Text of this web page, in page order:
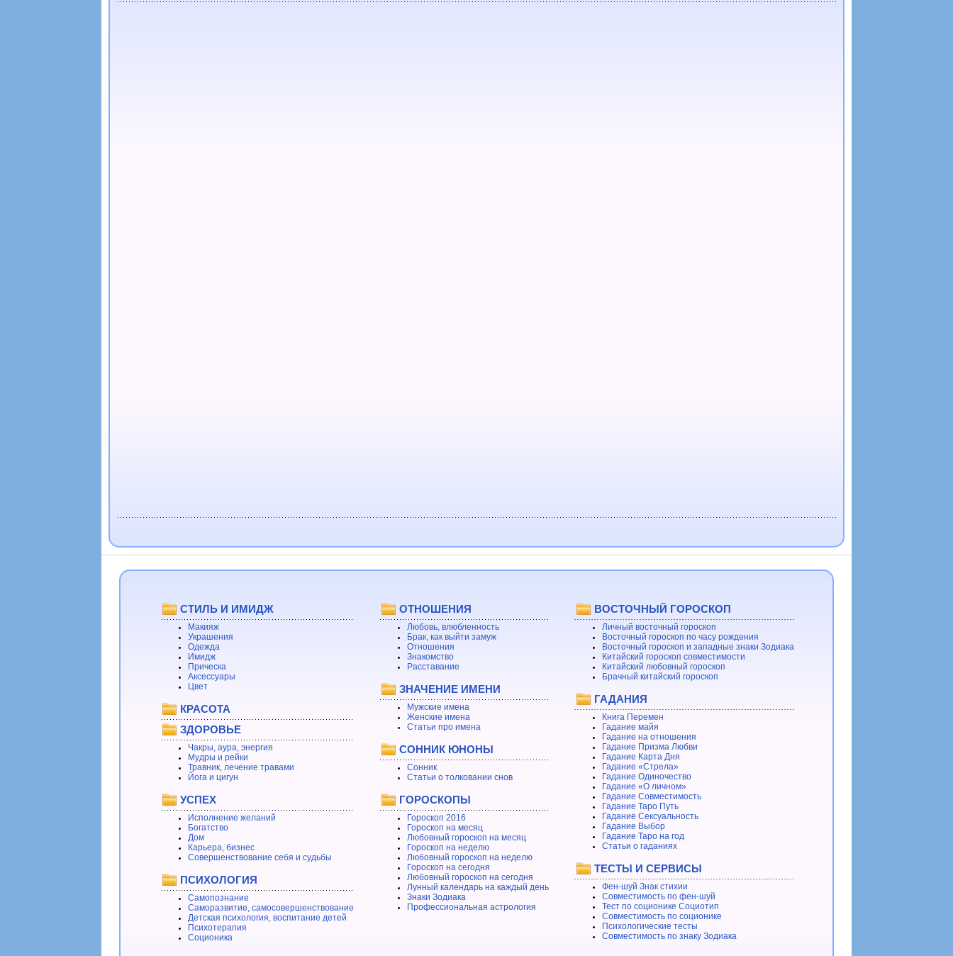
СТИЛЬ И ИМИДЖ
Макияж
Украшения
Одежда
Имидж
Прическа
Аксессуары
Цвет
КРАСОТА
ЗДОРОВЬЕ
Чакры, аура, энергия
Мудры и рейки
Травник, лечение травами
Йога и цигун
УСПЕХ
Исполнение желаний
Богатство
Дом
Карьера, бизнес
Совершенствование себя и судьбы
ПСИХОЛОГИЯ
Самопознание
Саморазвитие, самосовершенствование
Детская психология, воспитание детей
Психотерапия
Соционика
ОТНОШЕНИЯ
Любовь, влюбленность
Брак, как выйти замуж
Отношения
Знакомство
Расставание
ЗНАЧЕНИЕ ИМЕНИ
Мужские имена
Женские имена
Статьи про имена
СОННИК ЮНОНЫ
Сонник
Статьи о толковании снов
ГОРОСКОПЫ
Гороскоп 2016
Гороскоп на месяц
Любовный гороскоп на месяц
Гороскоп на неделю
Любовный гороскоп на неделю
Гороскоп на сегодня
Любовный гороскоп на сегодня
Лунный календарь на каждый день
Знаки Зодиака
Профессиональная астрология
ВОСТОЧНЫЙ ГОРОСКОП
Личный восточный гороскоп
Восточный гороскоп по часу рождения
Восточный гороскоп и западные знаки Зодиака
Китайский гороскоп совместимости
Китайский любовный гороскоп
Брачный китайский гороскоп
ГАДАНИЯ
Книга Перемен
Гадание майя
Гадание на отношения
Гадание Призма Любви
Гадание Карта Дня
Гадание «Стрела»
Гадание Одиночество
Гадание «О личном»
Гадание Совместимость
Гадание Таро Путь
Гадание Сексуальность
Гадание Выбор
Гадание Таро на год
Статьи о гаданиях
ТЕСТЫ И СЕРВИСЫ
Фен-шуй Знак стихии
Совместимость по фен-шуй
Тест по соционике Социотип
Совместимость по соционике
Психологические тесты
Совместимость по знаку Зодиака